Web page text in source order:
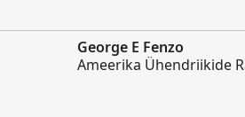
George E Fenzo
Ameerika Ühendriikide